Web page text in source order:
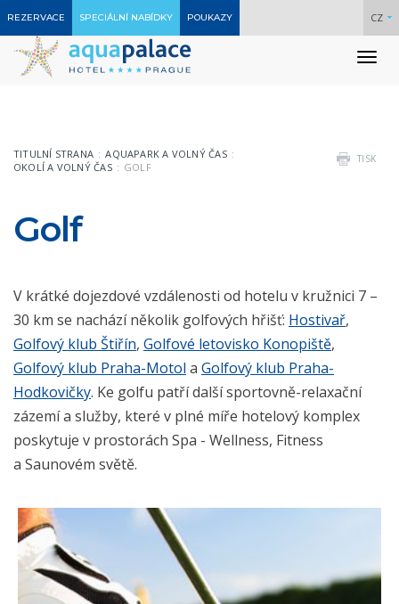
REZERVACE SPECIÁLNÍ NABÍDKY POUKAZY CZ
TISK
TITULNÍ STRANA
AQUAPARK A VOLNÝ ČAS
OKOLÍ A VOLNÝ ČAS
GOLF
Golf
V krátké dojezdové vzdálenosti od hotelu v kružnici 7 –
30 km se nachází několik golfových hřišť: Hostivař,
Golfový klub Štiřín, Golfové letovisko Konopiště,
Golfový klub Praha-Motol a Golfový klub Praha-
Hodkovičky. Ke golfu patří další sportovně-relaxační
zázemí a služby, které v plné míře hotelový komplex
poskytuje v prostorách Spa - Wellness, Fitness
a Saunovém světě.